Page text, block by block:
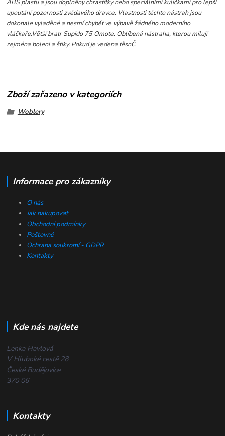
upoutání pozornosti zvědavého dravce. Vlastnosti těchto nástrah jsou
dokonale vyladěné a nesmí chybět ve výbavě žádného moderního
vláčkaře.Větší bratr Supido 75 Omote. Oblíbená nástraha, kterou milují
zejména boleni a štiky. Pokud je vedena těsnČ
Zboží zařazeno v kategoriích
Woblery
Informace pro zákazníky
O nás
Jak nakupovat
Obchodní podmínky
Poštovné
Ochrana soukromí - GDPR
Kontakty
Kde nás najdete
Lenka Havlová
V Hluboké cestě 28
České Budějovice
370 06
Kontakty